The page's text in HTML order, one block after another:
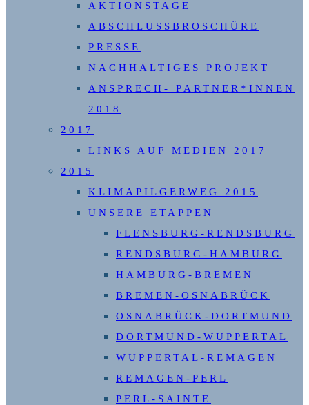
AKTIONSTAGE
ABSCHLUSSBROSCHÜRE
PRESSE
NACHHALTIGES PROJEKT
ANSPRECH- PARTNER*INNEN
2018
2017
LINKS AUF MEDIEN 2017
2015
KLIMAPILGERWEG 2015
UNSERE ETAPPEN
FLENSBURG-RENDSBURG
RENDSBURG-HAMBURG
HAMBURG-BREMEN
BREMEN-OSNABRÜCK
OSNABRÜCK-DORTMUND
DORTMUND-WUPPERTAL
WUPPERTAL-REMAGEN
REMAGEN-PERL
PERL-SAINTE